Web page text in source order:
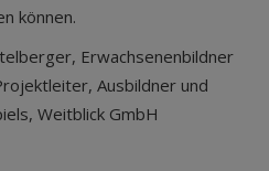
können.
Erwachsenenbildner
Ausbildner und
Weitblick GmbH